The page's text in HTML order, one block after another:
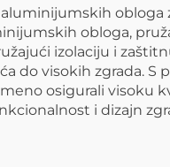
obloga,
izolaciju i
do visokih zgrada.
osigurali visoku
i dizajn